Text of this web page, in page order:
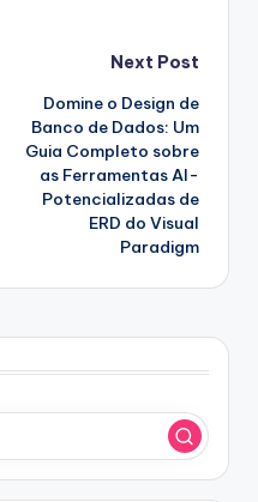
Next Post
Domine o Design de
Banco de Dados: Um
Guia Completo sobre
as Ferramentas AI-
Potencializadas de
ERD do Visual
Paradigm